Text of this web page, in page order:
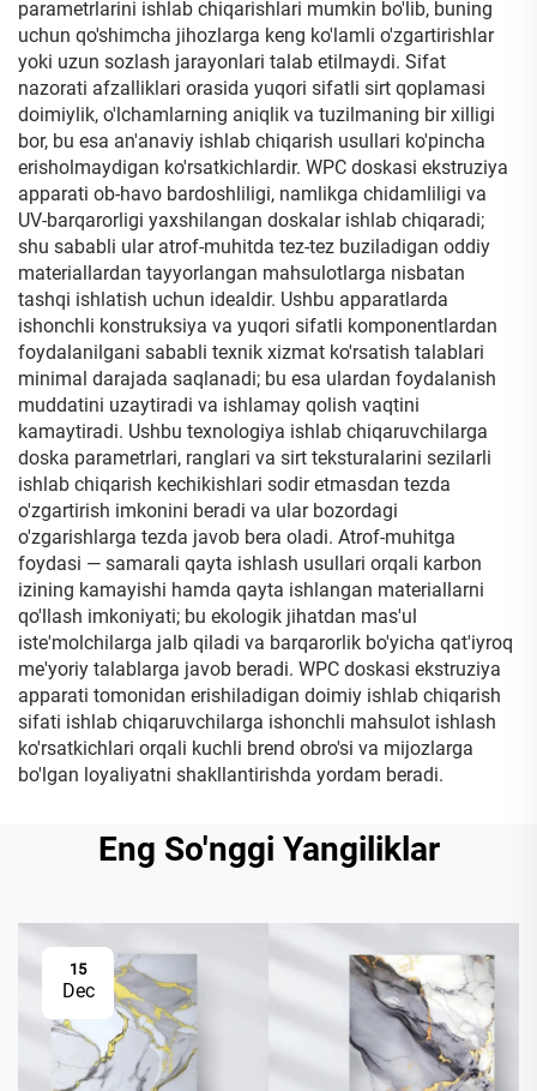
parametrlarini ishlab chiqarishlari mumkin bo'lib, buning
uchun qo'shimcha jihozlarga keng ko'lamli o'zgartirishlar
yoki uzun sozlash jarayonlari talab etilmaydi. Sifat
nazorati afzalliklari orasida yuqori sifatli sirt qoplamasi
doimiylik, o'lchamlarning aniqlik va tuzilmaning bir xilligi
bor, bu esa an'anaviy ishlab chiqarish usullari ko'pincha
erisholmaydigan ko'rsatkichlardir. WPC doskasi ekstruziya
apparati ob-havo bardoshliligi, namlikga chidamliligi va
UV-barqarorligi yaxshilangan doskalar ishlab chiqaradi;
shu sababli ular atrof-muhitda tez-tez buziladigan oddiy
materiallardan tayyorlangan mahsulotlarga nisbatan
tashqi ishlatish uchun idealdir. Ushbu apparatlarda
ishonchli konstruksiya va yuqori sifatli komponentlardan
foydalanilgani sababli texnik xizmat ko'rsatish talablari
minimal darajada saqlanadi; bu esa ulardan foydalanish
muddatini uzaytiradi va ishlamay qolish vaqtini
kamaytiradi. Ushbu texnologiya ishlab chiqaruvchilarga
doska parametrlari, ranglari va sirt teksturalarini sezilarli
ishlab chiqarish kechikishlari sodir etmasdan tezda
o'zgartirish imkonini beradi va ular bozordagi
o'zgarishlarga tezda javob bera oladi. Atrof-muhitga
foydasi — samarali qayta ishlash usullari orqali karbon
izining kamayishi hamda qayta ishlangan materiallarni
qo'llash imkoniyati; bu ekologik jihatdan mas'ul
iste'molchilarga jalb qiladi va barqarorlik bo'yicha qat'iyroq
me'yoriy talablarga javob beradi. WPC doskasi ekstruziya
apparati tomonidan erishiladigan doimiy ishlab chiqarish
sifati ishlab chiqaruvchilarga ishonchli mahsulot ishlash
ko'rsatkichlari orqali kuchli brend obro'si va mijozlarga
bo'lgan loyaliyatni shakllantirishda yordam beradi.
Eng So'nggi Yangiliklar
15
Dec